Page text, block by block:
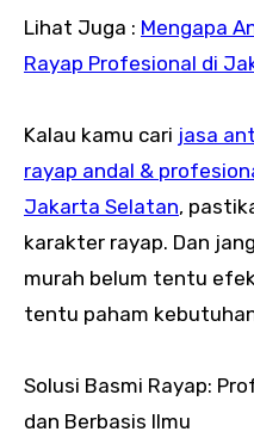
Lihat Juga : Mengapa
Rayap Profesional di
Kalau kamu cari jasa
rayap andal &
Jakarta Selatan,
karakter rayap. Dan
murah belum tentu
tentu paham
Solusi Basmi Rayap:
dan Berbasis Ilmu